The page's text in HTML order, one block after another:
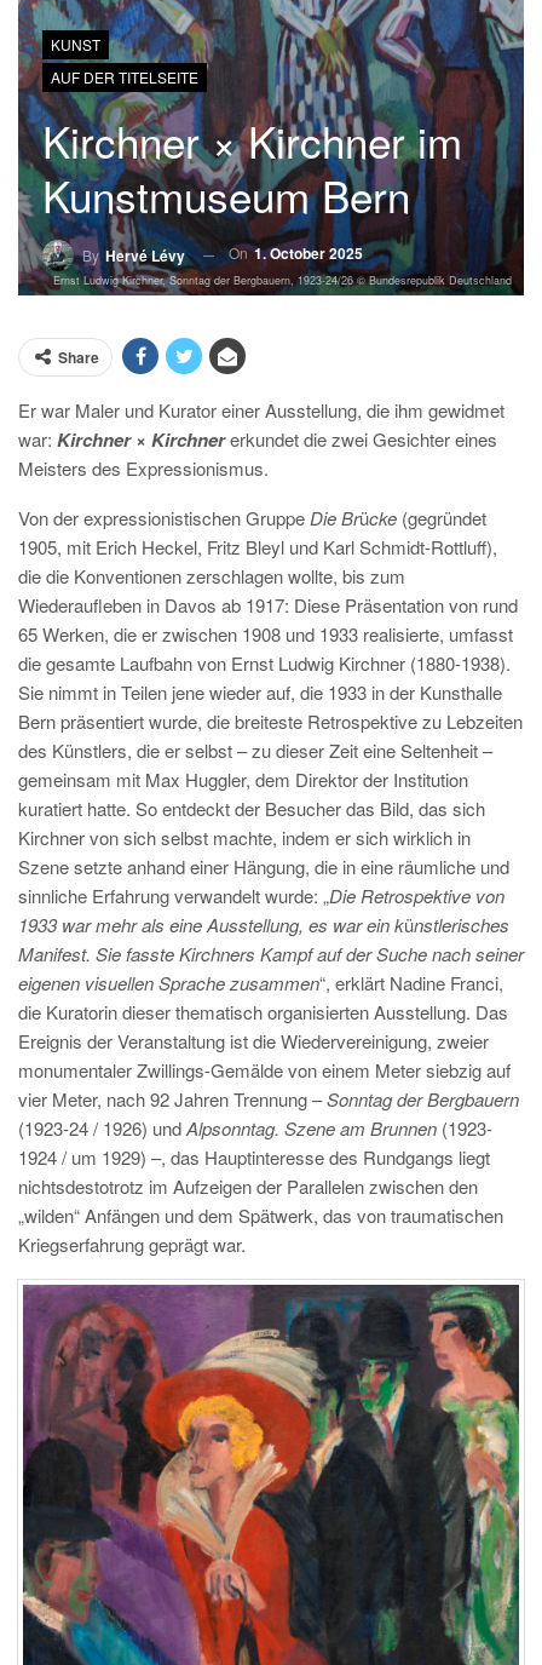
KUNST
AUF DER TITELSEITE
Kirchner × Kirchner im
Kunstmuseum Bern
By Hervé Lévy On1. October 2025
Ernst Ludwig Kirchner, Sonntag der Bergbauern, 1923-24/26 © Bundesrepublik Deutschland
Share
Er war Maler und Kurator einer Ausstellung, die ihm gewidmet
war: Kirchner × Kirchnererkundet die zwei Gesichter eines
Meisters des Expressionismus.
Von der expressionistischen Gruppe Die Brücke (gegründet
1905, mit Erich Heckel, Fritz Bleyl und Karl Schmidt-Rottluff),
die die Konventionen zerschlagen wollte, bis zum
Wiederaufleben in Davos ab 1917: Diese Präsentation von rund
65 Werken, die er zwischen 1908 und 1933 realisierte, umfasst
die gesamte Laufbahn von Ernst Ludwig Kirchner (1880-1938).
Sie nimmt in Teilen jene wieder auf, die 1933 in der Kunsthalle
Bern präsentiert wurde, die breiteste Retrospektive zu Lebzeiten
des Künstlers, die er selbst – zu dieser Zeit eine Seltenheit –
gemeinsam mit Max Huggler, dem Direktor der Institution
kuratiert hatte. So entdeckt der Besucher das Bild, das sich
Kirchner von sich selbst machte, indem er sich wirklich in
Szene setzte anhand einer Hängung, die in eine räumliche und
sinnliche Erfahrung verwandelt wurde: „Die Retrospektive von
1933 war mehr als eine Ausstellung, es war ein künstlerisches
Manifest. Sie fasste Kirchners Kampf auf der Suche nach seiner
eigenen visuellen Sprache zusammen“, erklärt Nadine Franci,
die Kuratorin dieser thematisch organisierten Ausstellung. Das
Ereignis der Veranstaltung ist die Wiedervereinigung, zweier
monumentaler Zwillings-Gemälde von einem Meter siebzig auf
vier Meter, nach 92 Jahren Trennung –Sonntag der Bergbauern
(1923-24 / 1926) undAlpsonntag. Szene am Brunnen (1923-
1924 / um 1929) –, das Hauptinteresse des Rundgangs liegt
nichtsdestotrotz im Aufzeigen der Parallelen zwischen den
„wilden“ Anfängen und dem Spätwerk, das von traumatischen
Kriegserfahrung geprägt war.